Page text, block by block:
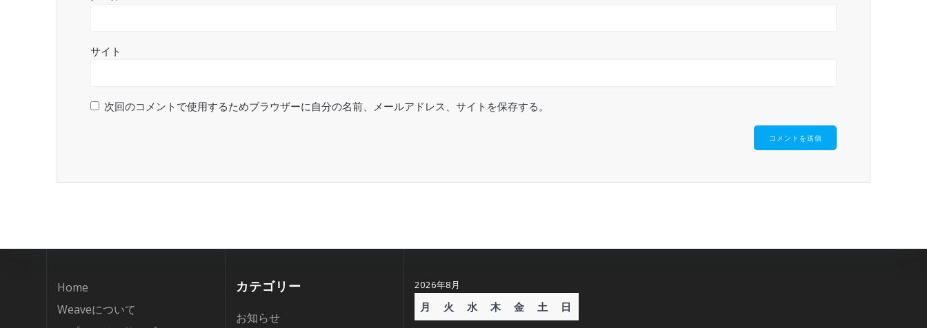
サイト
次回のコメントで使用するためブラウザーに自分の名前、メールアドレス、サイトを保存する。
Home
Weaveについて
カテゴリー
お知らせ
2026年8月
月 火 水 木 金 土 日